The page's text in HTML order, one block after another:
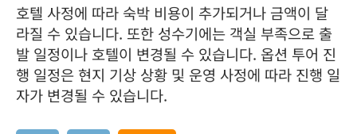
호텔 사정에 따라 숙박 비용이 추가되거나 금액이 달
라질 수 있습니다. 또한 성수기에는 객실 부족으로 출
발 일정이나 호텔이 변경될 수 있습니다. 옵션 투어 진
행 일정은 현지 기상 상황 및 운영 사정에 따라 진행 일
자가 변경될 수 있습니다.